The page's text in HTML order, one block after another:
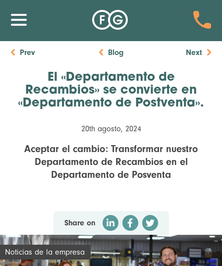
Prev Blog Next
El «Departamento de
Recambios» se convierte en
«Departamento de Postventa».
20th agosto, 2024
Aceptar el cambio: Transformar nuestro
Departamento de Recambios en el
Departamento de Posventa
Share on
Noticias de la empresa